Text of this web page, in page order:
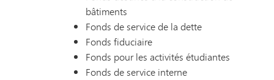
bâtiments
Fonds de service de la dette
Fonds fiduciaire
Fonds pour les activités étudiantes
Fonds de service interne